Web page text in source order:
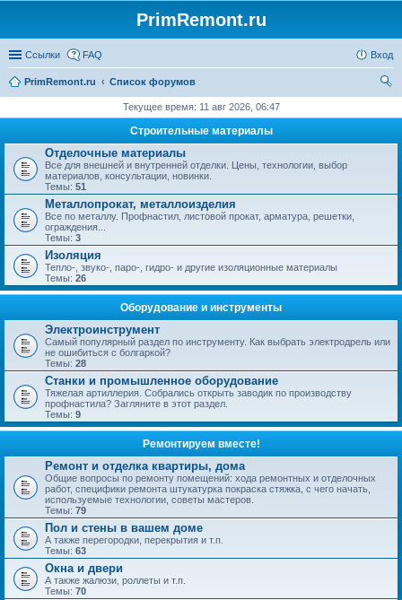
PrimRemont.ru
Ссылки FAQ Вход
PrimRemont.ru
Список форумов
Текущее время: 11 авг 2026, 06:47
Строительные материалы
Отделочные материалы
Все для внешней и внутренней отделки. Цены, технологии, выбор
материалов, консультации, новинки.
Темы: 51
Металлопрокат, металлоизделия
Все по металлу. Профнастил, листовой прокат, арматура, решетки,
ограждения...
Темы: 3
Изоляция
Тепло-, звуко-, паро-, гидро- и другие изоляционные материалы
Темы: 26
Оборудование и инструменты
Электроинструмент
Самый популярный раздел по инструменту. Как выбрать электродрель или
не ошибиться с болгаркой?
Темы: 28
Станки и промышленное оборудование
Тяжелая артиллерия. Собрались открыть заводик по производству
профнастила? Загляните в этот раздел.
Темы: 9
Ремонтируем вместе!
Ремонт и отделка квартиры, дома
Общие вопросы по ремонту помещений: хода ремонтных и отделочных
работ, специфики ремонта штукатурка покраска стяжка, с чего начать,
используемые технологии, советы мастеров.
Темы: 79
Пол и стены в вашем доме
А также перегородки, перекрытия и т.п.
Темы: 63
Окна и двери
А также жалюзи, роллеты и т.п.
Темы: 70